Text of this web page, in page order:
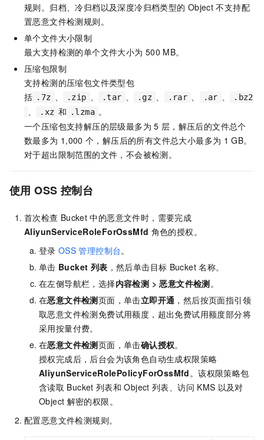
规则。归档、冷归档以及深度冷归档类型的 Object 不支持配
置恶意文件检测规则。
单个文件大小限制
最大支持检测的单个文件大小为 500 MB。
压缩包限制
支持检测的压缩包文件类型包
括 .7z 、 .zip 、 .tar 、 .gz 、 .rar 、 .ar 、 .bz2
、 .xz 和 .lzma 。
一个压缩包支持解压的层级最多为 5 层，解压后的文件总个
数最多为 1,000 个，解压后的所有文件总大小最多为 1 GB。
对于超出限制范围的文件，不会被检测。
使用 OSS 控制台
首次检查 Bucket 中的恶意文件时，需要完成
AliyunServiceRoleForOssMfd 角色的授权。
登录 OSS 管理控制台。
单击 Bucket 列表 ，然后单击目标 Bucket 名称。
在左侧导航栏，选择内容检测 >恶意文件检测。
在恶意文件检测页面，单击立即开通 ，然后按页面指引领
取恶意文件检测免费试用额度，超出免费试用额度部分将
采用按量付费。
在恶意文件检测页面，单击确认授权。
授权完成后，后台会为该角色自动生成权限策略
AliyunServiceRolePolicyForOssMfd。该权限策略包
含读取 Bucket 列表和 Object 列表、访问 KMS 以及对
Object 解密的权限。
配置恶意文件检测规则。